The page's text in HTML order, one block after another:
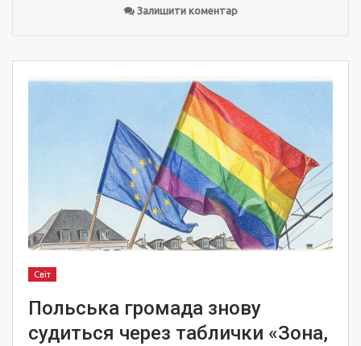
Залишити коментар
Світ
Польська громада знову
судиться через таблички «Зона,